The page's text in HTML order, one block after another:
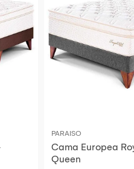
PARAISO
Cama Europea
Queen